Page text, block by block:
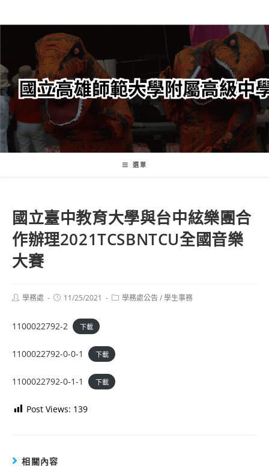
轉
要
內
容
選單
國立臺中教育大學與台中絃樂團合
作辦理2021TCSBNTCU全國音樂
大賽
Post學務處
Post11/25/2021
Post學務處公告/學生事務
1100022792-2 下載
1100022792-0-0-1 下載
1100022792-0-1-1 下載
Post Views: 139
相關內容